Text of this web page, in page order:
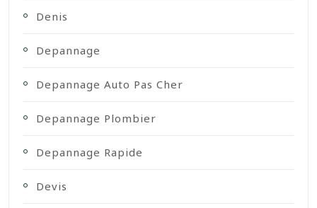
Denis
Depannage
Depannage Auto Pas Cher
Depannage Plombier
Depannage Rapide
Devis